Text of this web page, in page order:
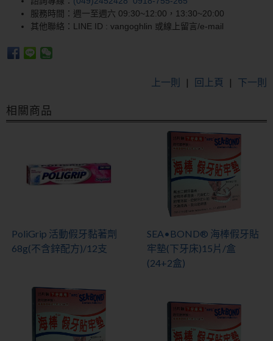
服務時間：週一至週六 09:30~12:00，13:30~20:00
其他聯絡：LINE ID : vangoghlin 或線上留言/e-mail
上一則 | 回上頁 | 下一則
相關商品
PoliGrip 活動假牙黏著劑
68g(不含鋅配方)/12支
SEA•BOND® 海棒假牙貼
牢墊(下牙床)15片/盒
(24+2盒)